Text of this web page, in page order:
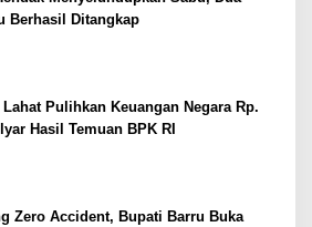
Berhasil Ditangkap
Lahat Pulihkan Keuangan Negara Rp.
Hasil Temuan BPK RI
Zero Accident, Bupati Barru Buka